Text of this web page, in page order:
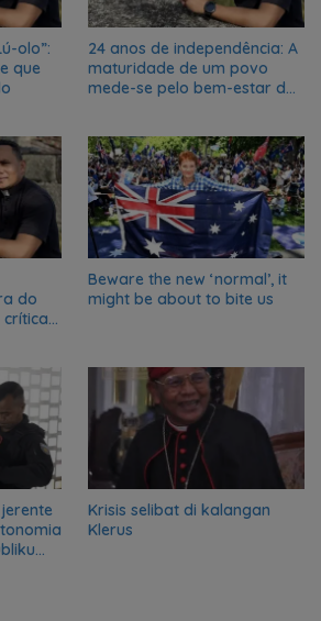
olo”:
que
24 anos de independência: A
maturidade de um povo
mede-se pelo bem-estar dos
do
Beware the new ‘normal’, it
might be about to bite us
Krisis selibat di kalangan
Klerus